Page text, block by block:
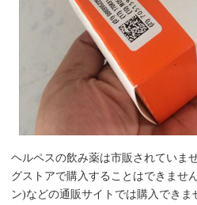
ヘルペスの飲み薬は市販されていま
グストアで購入することはできませ
ン)などの通販サイトでは購入でき